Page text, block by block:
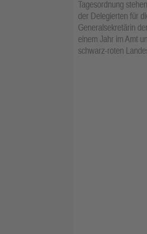
Tagesordnung
der Delegierten für
Generalsekretärin
einem Jahr im Amt
schwarz-roten